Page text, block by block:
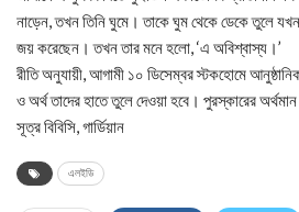
নাড়েন, তখন তিনি ঘুমে। তাকে ঘুম থেকে ডেকে তুলে
জয় করেছেন। তখন তার মনে হলো, ‘এ অবিশ্বাস্য।’
রীতি অনুযায়ী, আগামী ১০ ডিসেম্বর স্টকহোমে
ও অর্থ তাদের হাতে তুলে দেওয়া হবে। পুরস্কারের
সূত্র বিবিসি, গার্ডিয়ান
এলইডি